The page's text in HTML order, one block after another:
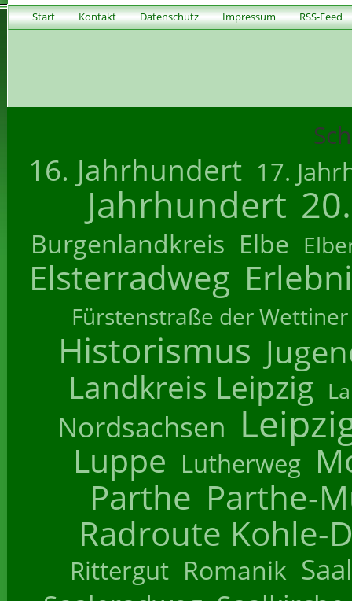
Start Kontakt Datenschutz Impressum RSS-Feed
16. Jahrhundert 17.
Jahrhundert
Burgenlandkreis Elbe
Elsterradweg
Fürstenstraße der Wettiner
Historismus
Landkreis Leipzig
Nordsachsen
Luppe Lutherweg
Parthe Parthe-
Radroute Kohle-
Rittergut Romanik